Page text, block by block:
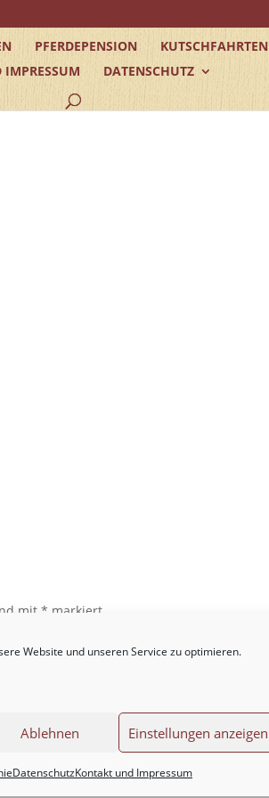
Website und unseren Service zu optimieren.
Ablehnen Einstellungen anzeigen
DatenschutzKontakt und Impressum
PFERDEPENSION KUTSCHFAHRTEN
DATENSCHUTZ
mit* markiert